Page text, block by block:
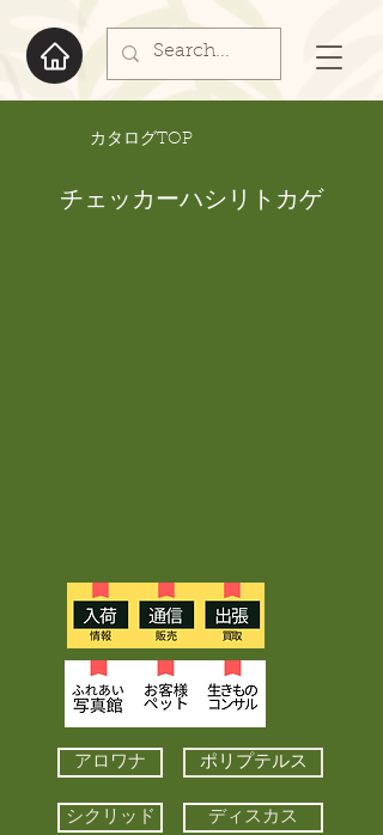
​カタログTOP
チェッカーハシリトカゲ
アロワナ ポリプテルス
シクリッド ディスカス